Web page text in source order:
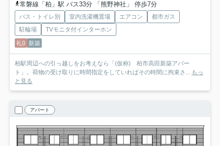
常磐線「柏」駅 バス33分 「熊野神社」 停歩7分
バス・トイレ別 室内洗濯機置場 エアコン
都市ガス
駐輪場
TVモニタ付インターホン
礼0 新築
柏駅周辺への引っ越しをお考えなら「(仮称) 柏市高田新築アパー
ト」。荷物の受け取りに時間指定をしていればその時間に拘束さ... もっ
と見る
アパート